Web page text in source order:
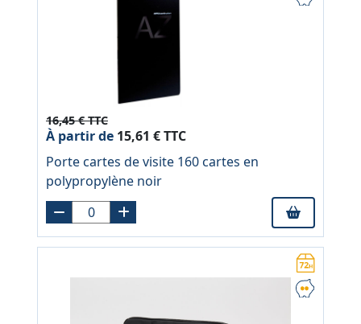
16,45 € TTC
À partir de 15,61 € TTC
Porte cartes de visite 160 cartes en
polypropylène noir